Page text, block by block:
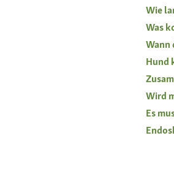
Wie
Was
Wann
Hund
Wird
Es